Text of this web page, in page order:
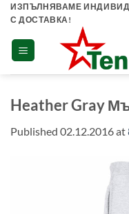
Skip
content
ИЗПЪЛНЯВАМЕ
С ДОСТАВКА!
Heather Gray
Published 02.12.2016at